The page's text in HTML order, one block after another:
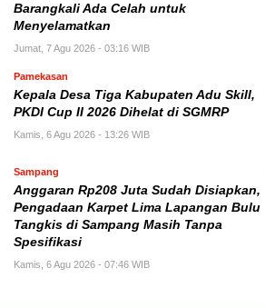
Barangkali Ada Celah untuk
Menyelamatkan
Jumat, 7 Agu 2026 - 03:16 WIB
Pamekasan
Kepala Desa Tiga Kabupaten Adu Skill,
PKDI Cup II 2026 Dihelat di SGMRP
Kamis, 6 Agu 2026 - 13:26 WIB
Sampang
Anggaran Rp208 Juta Sudah Disiapkan,
Pengadaan Karpet Lima Lapangan Bulu
Tangkis di Sampang Masih Tanpa
Spesifikasi
Kamis, 6 Agu 2026 - 07:46 WIB